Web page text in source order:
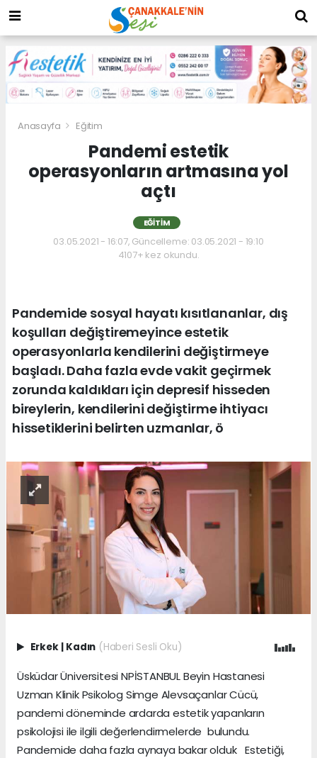
Anasayfa Eğitim
Pandemi estetik
operasyonların artmasına yol
açtı
EĞITIM
03.05.2021 - 16:07, Güncelleme: 03.05.2021 - 19:10
4107+ kez okundu.
Pandemide sosyal hayatı kısıtlananlar, dış
koşulları değiştiremeyince estetik
operasyonlarla kendilerini değiştirmeye
başladı. Daha fazla evde vakit geçirmek
zorunda kaldıkları için depresif hisseden
bireylerin, kendilerini değiştirme ihtiyacı
hissetiklerini belirten uzmanlar, ö
Erkek | Kadın (Haberi Sesli Oku)
Üsküdar Üniversitesi NPİSTANBUL Beyin Hastanesi
Uzman Klinik Psikolog Simge Alevsaçanlar Cücü,
pandemi döneminde ardarda estetik yapanların
psikolojisi ile ilgili değerlendirmelerde bulundu.
Pandemide daha fazla aynaya bakar olduk Estetiği,